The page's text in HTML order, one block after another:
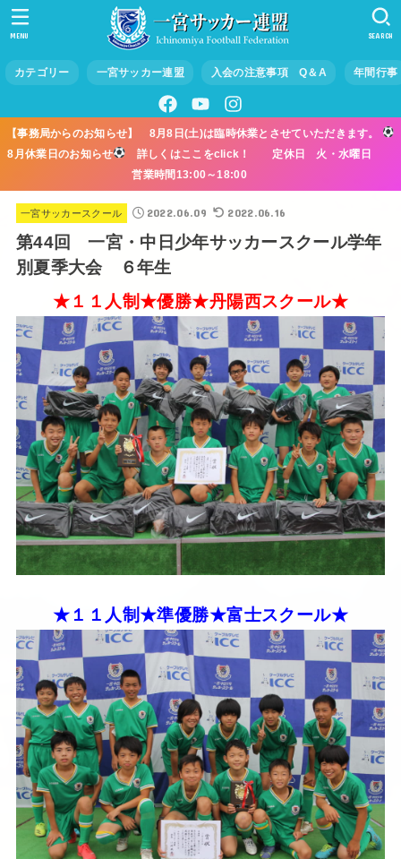
カテゴリー 一宮サッカー連盟 入会の注意事項 Q＆A 年間行事
SEARCH
MENU
【事務局からのお知らせ】 8月8日(土)は臨時休業とさせていただきます。
8月休業日のお知らせ
詳しくはここをclick！ 定休日 火・水曜日
営業時間13:00～18:00
一宮サッカースクール 2022.06.09 2022.06.16
第44回 一宮・中日少年サッカースクール学年
別夏季大会 ６年生
★１１人制★優勝★丹陽西スクール★
★１１人制★準優勝★富士スクール★